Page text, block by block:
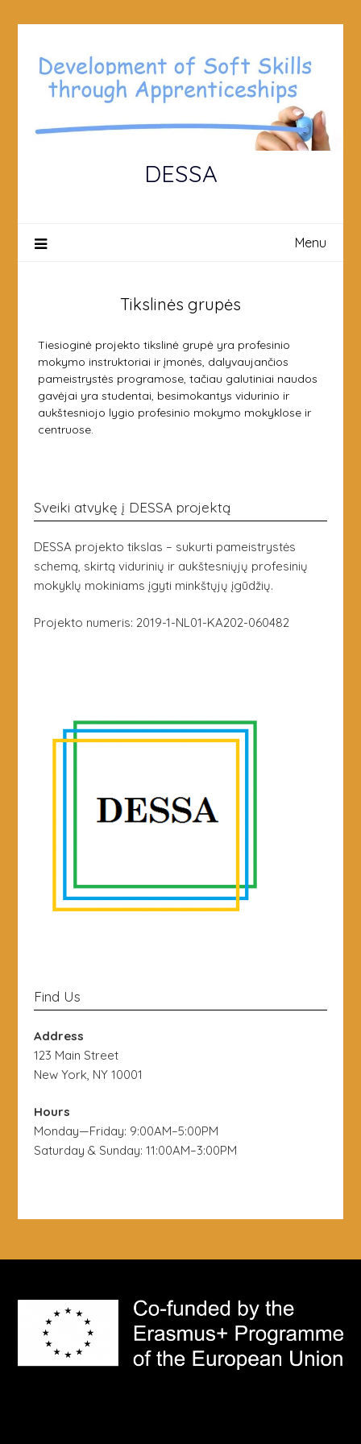
DESSA
Menu
Tikslinės grupės
Tiesioginė projekto tikslinė grupė yra profesinio
mokymo instruktoriai ir įmonės, dalyvaujančios
pameistrystės programose, tačiau galutiniai naudos
gavėjai yra studentai, besimokantys vidurinio ir
aukštesniojo lygio profesinio mokymo mokyklose ir
centruose.
Sveiki atvykę į DESSA projektą
DESSA projekto tikslas – sukurti pameistrystės
schemą, skirtą vidurinių ir aukštesniųjų profesinių
mokyklų mokiniams įgyti minkštųjų įgūdžių.
Projekto numeris: 2019-1-NL01-KA202-060482
Find Us
Address
123 Main Street
New York, NY 10001
Hours
Monday—Friday: 9:00AM–5:00PM
Saturday & Sunday: 11:00AM–3:00PM